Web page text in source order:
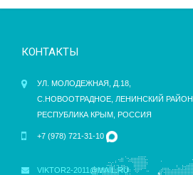
КОНТАКТЫ
УЛ. МОЛОДЕЖНАЯ, Д.18,
С.НОВООТРАДНОЕ, ЛЕНИНСКИЙ РАЙОН,
РЕСПУБЛИКА КРЫМ, РОССИЯ
+7 (978) 721-31-10
VIKTOR2-2011@MAIL.RU